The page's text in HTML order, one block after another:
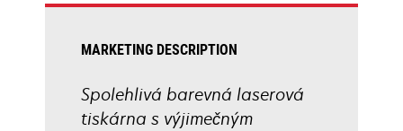
MARKETING DESCRIPTION
Spolehlivá barevná laserová
tiskárna s výjimečným